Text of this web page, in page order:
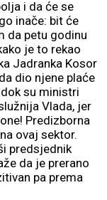
i da će se
inače: bit će
da petu godinu
je to rekao
Jadranka Kosor
dio njene plaće
su ministri
Vlada, jer
Predizborna
ovaj sektor.
predsjednik
da je prerano
pa prema